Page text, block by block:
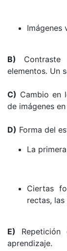
Imágenes
B)
elementos. Un
C) Cambio en
de imágenes
D) Forma del
La
Ciertas
rectas,
E) Repetición
aprendizaje.